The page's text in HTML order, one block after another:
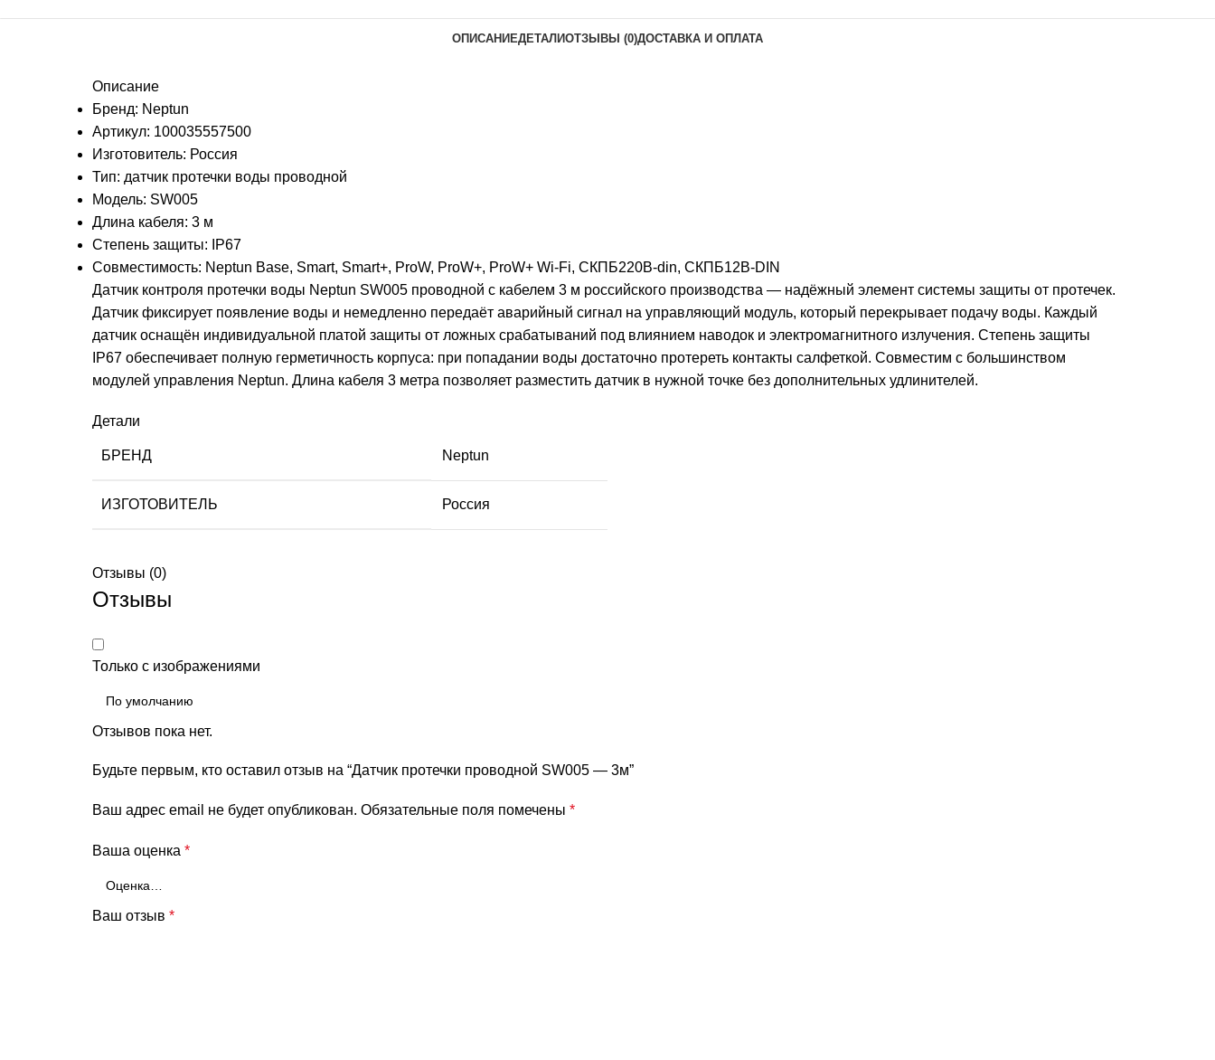
ОПИСАНИЕДЕТАЛИОТЗЫВЫ (0)ДОСТАВКА И ОПЛАТА
Описание
Бренд: Neptun
Артикул: 100035557500
Изготовитель: Россия
Тип: датчик протечки воды проводной
Модель: SW005
Длина кабеля: 3 м
Степень защиты: IP67
Совместимость: Neptun Base, Smart, Smart+, ProW, ProW+, ProW+ Wi-Fi, СКПБ220B-din, СКПБ12B-DIN
Датчик контроля протечки воды Neptun SW005 проводной с кабелем 3 м российского производства — надёжный элемент системы защиты от протечек.
Датчик фиксирует появление воды и немедленно передаёт аварийный сигнал на управляющий модуль, который перекрывает подачу воды. Каждый
датчик оснащён индивидуальной платой защиты от ложных срабатываний под влиянием наводок и электромагнитного излучения. Степень защиты
IP67 обеспечивает полную герметичность корпуса: при попадании воды достаточно протереть контакты салфеткой. Совместим с большинством
модулей управления Neptun. Длина кабеля 3 метра позволяет разместить датчик в нужной точке без дополнительных удлинителей.
Детали
БРЕНД Neptun
ИЗГОТОВИТЕЛЬ Россия
Отзывы (0)
Отзывы
Только с изображениями
Отзывов пока нет.
Будьте первым, кто оставил отзыв на “Датчик протечки проводной SW005 — 3м”
Ваш адрес email не будет опубликован. Обязательные поля помечены *
Ваша оценка *
Ваш отзыв *